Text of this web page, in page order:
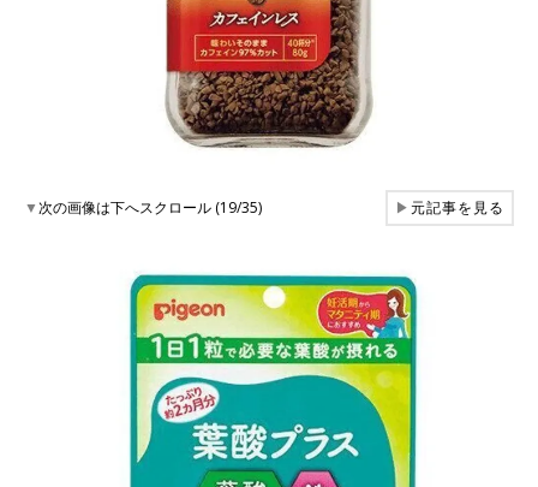
▼次の画像は下へスクロール (19/35) ▶元記事を見る